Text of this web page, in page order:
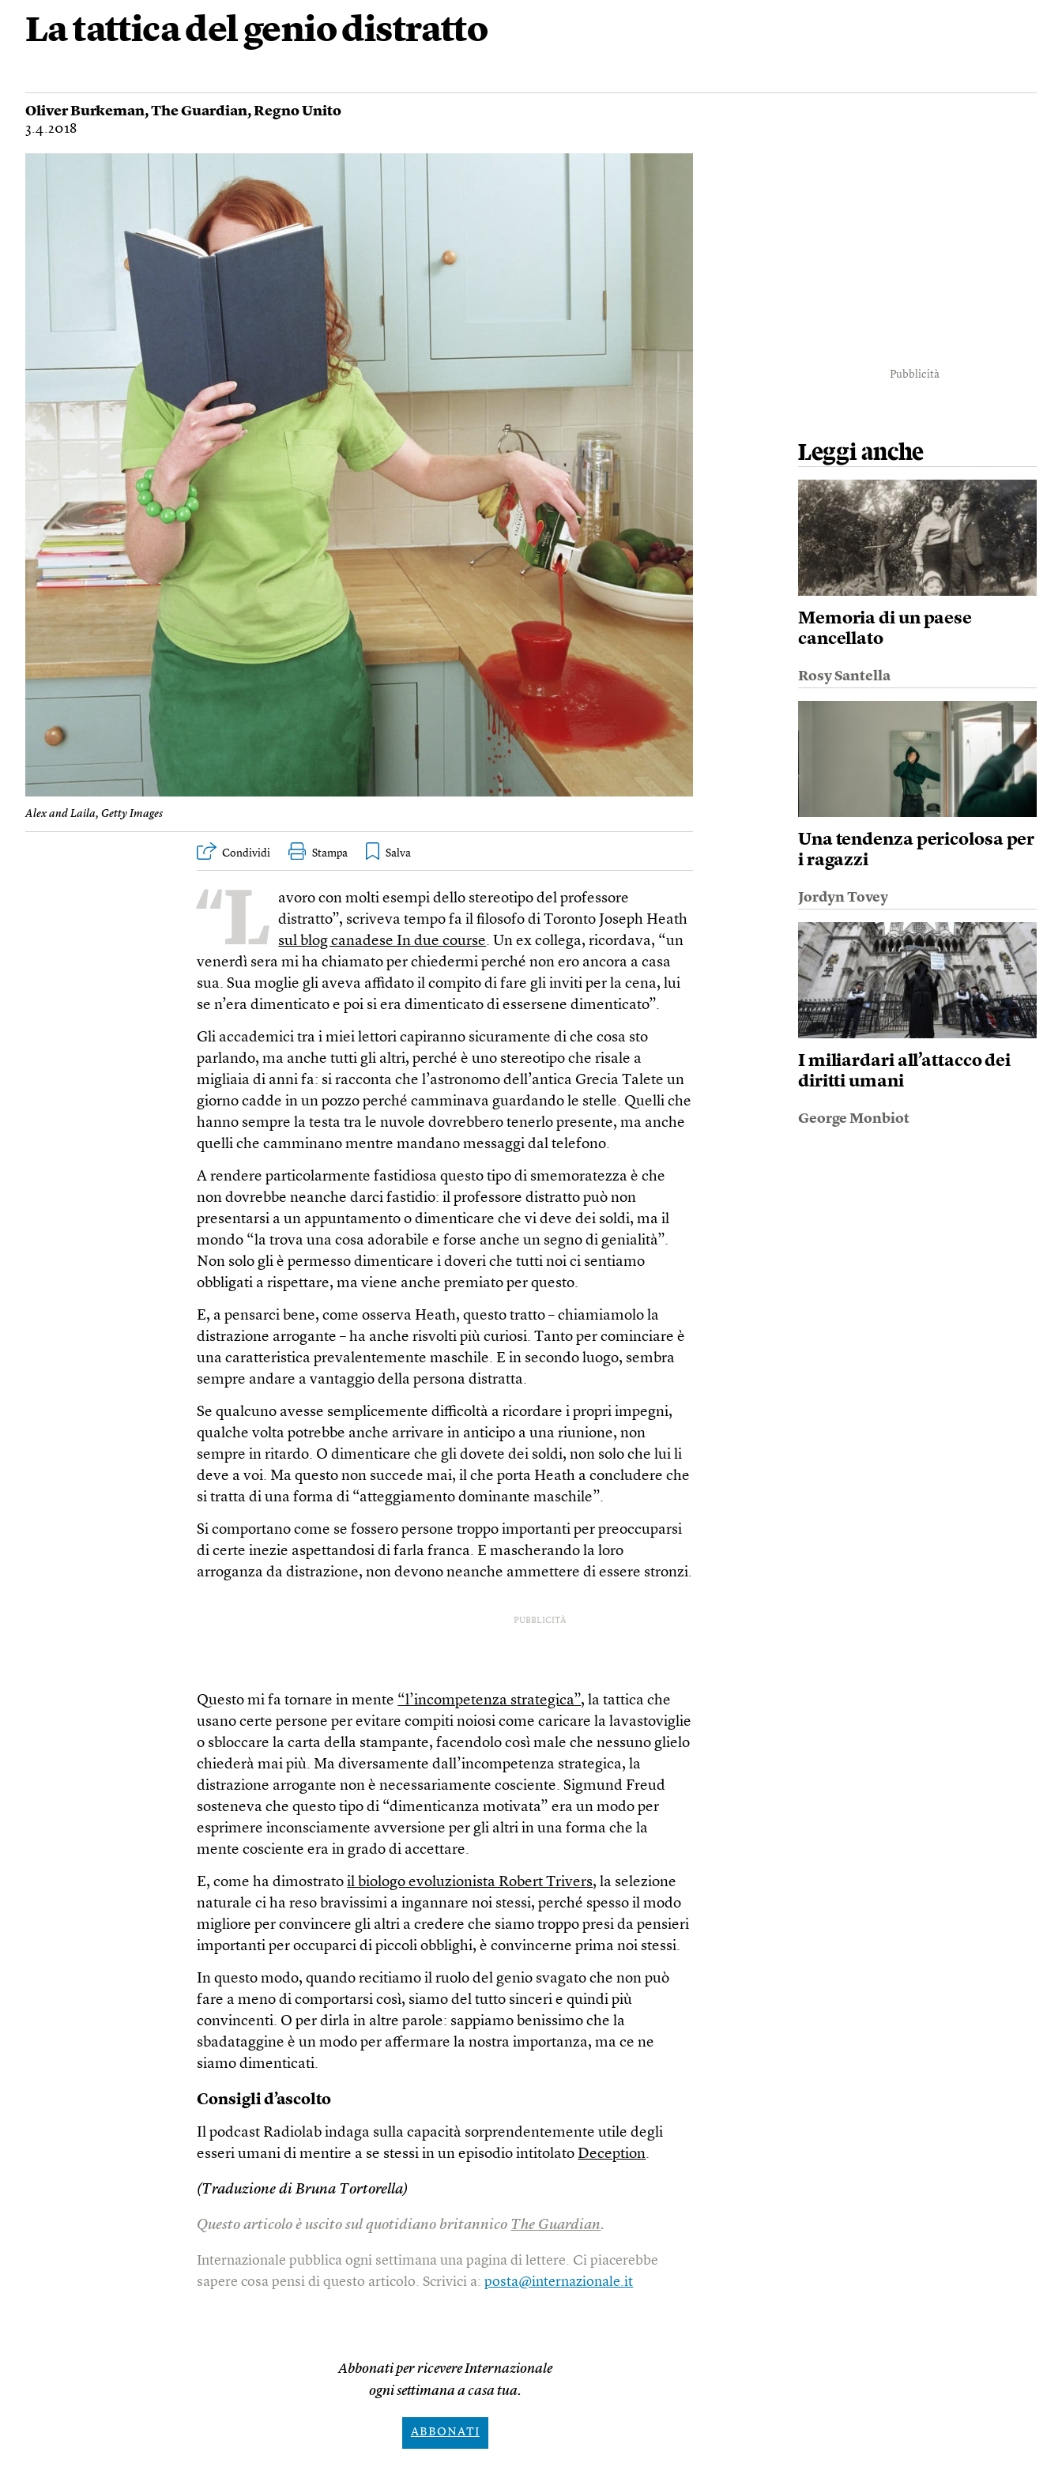
La tattica del genio distratto
Oliver Burkeman,The Guardian,Regno Unito
3.4.2018
Alex and Laila, Getty Images
Condividi Stampa
“L
avoro con molti esempi dello stereotipo del professore
distratto”, scriveva tempo fa il filosofo di Toronto Joseph Heath
sul blog canadese In due course. Un ex collega, ricordava, “un
venerdì sera mi ha chiamato per chiedermi perché non ero ancora a casa
sua. Sua moglie gli aveva affidato il compito di fare gli inviti per la cena, lui
se n’era dimenticato e poi si era dimenticato di essersene dimenticato”.
Gli accademici tra i miei lettori capiranno sicuramente di che cosa sto
parlando, ma anche tutti gli altri, perché è uno stereotipo che risale a
migliaia di anni fa: si racconta che l’astronomo dell’antica Grecia Talete un
giorno cadde in un pozzo perché camminava guardando le stelle. Quelli che
hanno sempre la testa tra le nuvole dovrebbero tenerlo presente, ma anche
quelli che camminano mentre mandano messaggi dal telefono.
A rendere particolarmente fastidiosa questo tipo di smemoratezza è che
non dovrebbe neanche darci fastidio: il professore distratto può non
presentarsi a un appuntamento o dimenticare che vi deve dei soldi, ma il
mondo “la trova una cosa adorabile e forse anche un segno di genialità”.
Non solo gli è permesso dimenticare i doveri che tutti noi ci sentiamo
obbligati a rispettare, ma viene anche premiato per questo.
E, a pensarci bene, come osserva Heath, questo tratto – chiamiamolo la
distrazione arrogante – ha anche risvolti più curiosi. Tanto per cominciare è
una caratteristica prevalentemente maschile. E in secondo luogo, sembra
sempre andare a vantaggio della persona distratta.
Se qualcuno avesse semplicemente difficoltà a ricordare i propri impegni,
qualche volta potrebbe anche arrivare in anticipo a una riunione, non
sempre in ritardo. O dimenticare che gli dovete dei soldi, non solo che lui li
deve a voi. Ma questo non succede mai, il che porta Heath a concludere che
si tratta di una forma di “atteggiamento dominante maschile”.
Si comportano come se fossero persone troppo importanti per preoccuparsi
di certe inezie aspettandosi di farla franca. E mascherando la loro
arroganza da distrazione, non devono neanche ammettere di essere stronzi.
PUBBLICITÀ
Questo mi fa tornare in mente “l’incompetenza strategica”, la tattica che
usano certe persone per evitare compiti noiosi come caricare la lavastoviglie
o sbloccare la carta della stampante, facendolo così male che nessuno glielo
chiederà mai più. Ma diversamente dall’incompetenza strategica, la
distrazione arrogante non è necessariamente cosciente. Sigmund Freud
sosteneva che questo tipo di “dimenticanza motivata” era un modo per
esprimere inconsciamente avversione per gli altri in una forma che la
mente cosciente era in grado di accettare.
E, come ha dimostratoil biologo evoluzionista Robert Trivers, la selezione
naturale ci ha reso bravissimi a ingannare noi stessi, perché spesso il modo
migliore per convincere gli altri a credere che siamo troppo presi da pensieri
importanti per occuparci di piccoli obblighi, è convincerne prima noi stessi.
In questo modo, quando recitiamo il ruolo del genio svagato che non può
fare a meno di comportarsi così, siamo del tutto sinceri e quindi più
convincenti. O per dirla in altre parole: sappiamo benissimo che la
sbadataggine è un modo per affermare la nostra importanza, ma ce ne
siamo dimenticati.
Consigli d’ascolto
Il podcast Radiolab indaga sulla capacità sorprendentemente utile degli
esseri umani di mentire a se stessi in un episodio intitolato Deception.
(Traduzione di Bruna Tortorella)
Questo articolo è uscito sul quotidiano britannico The Guardian.
Internazionale pubblica ogni settimana una pagina di lettere. Ci piacerebbe
sapere cosa pensi di questo articolo. Scrivici a:posta@internazionale.it
Abbonati per ricevere Internazionale
ogni settimana a casa tua.
ABBONATI
Pubblicità
Leggi anche
Memoria di un paese
cancellato
Rosy Santella
Una tendenza pericolosa per
i ragazzi
Jordyn Tovey
I miliardari all’attacco dei
diritti umani
George Monbiot